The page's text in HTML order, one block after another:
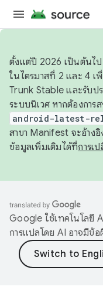
ตั้งแต่ปี 2026 เป็นต้นไป
ในไตรมาสที่ 2 และ 4 เ
Trunk Stable และรับป
ระบบนิเวศ หากต้องการ
android-latest-
สาขา Manifest จะอ้าง
ข้อมูลเพิ่มเติมได้ที่การเ
Google ใช้เทคโนโลยี
การแปลโดย AI อาจมีข้